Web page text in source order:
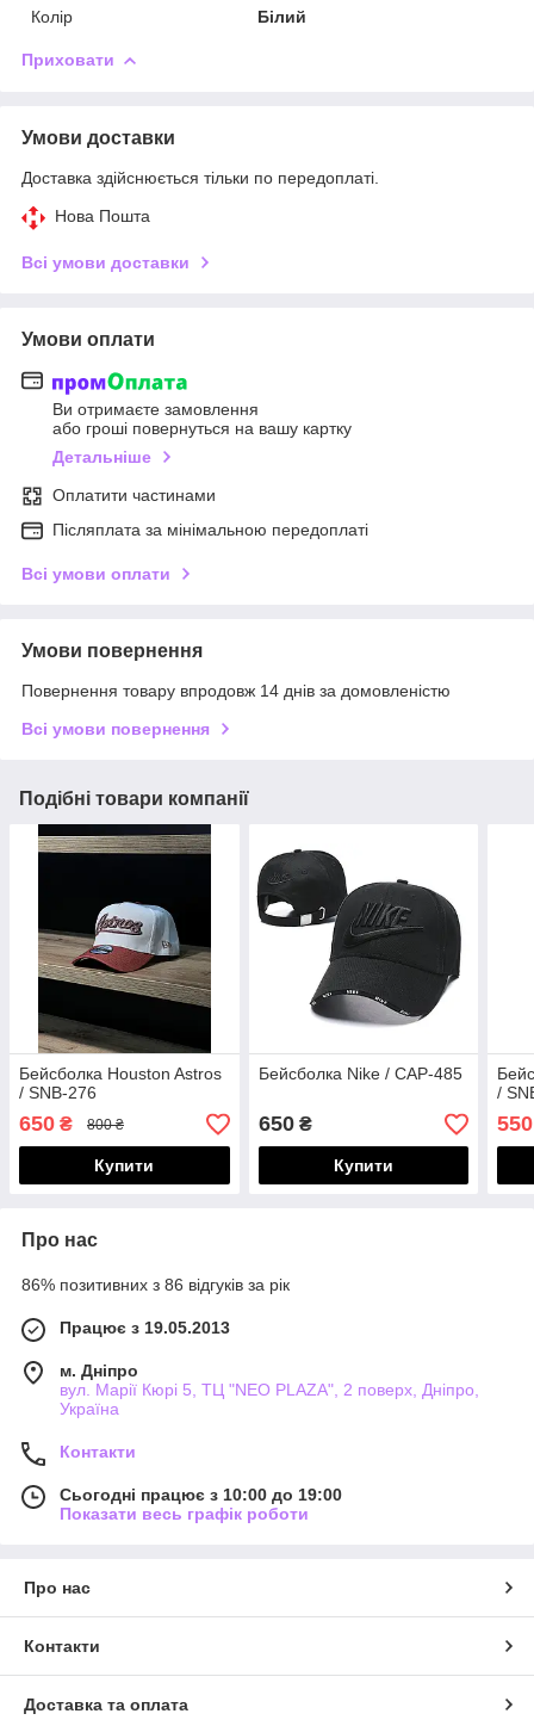
Колір
Білий
Приховати
Умови доставки
Доставка здійснюється тільки по передоплаті.
Нова Пошта
Всі умови доставки
Умови оплати
Ви отримаєте замовлення
або гроші повернуться на вашу картку
Детальніше
Оплатити частинами
Післяплата за мінімальною передоплаті
Всі умови оплати
Умови повернення
Повернення товару впродовж 14 днів за домовленістю
Всі умови повернення
Подібні товари компанії
Бейсболка Houston Astros
/ SNB-276
650 ₴ 800 ₴
Купити
Бейсболка Nike / CAP-485
650₴
Купити
/
550
Про нас
86% позитивних з 86 відгуків за рік
Працює з 19.05.2013
м. Дніпро
вул. Марії Кюрі 5, ТЦ "NEO PLAZA", 2 поверх, Дніпро,
Україна
Контакти
Сьогодні працює з 10:00 до 19:00
Показати весь графік роботи
Про нас
Контакти
Доставка та оплата